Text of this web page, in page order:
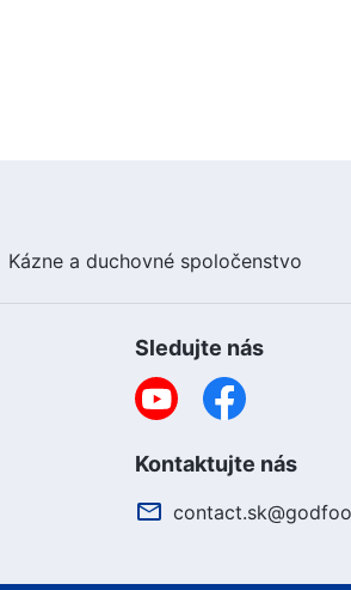
Kázne a duchovné spoločenstvo
Sledujte nás
Kontaktujte nás